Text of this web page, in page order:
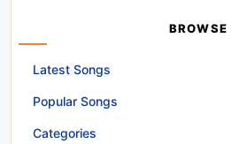
BROWSE
Latest Songs
Popular Songs
Categories